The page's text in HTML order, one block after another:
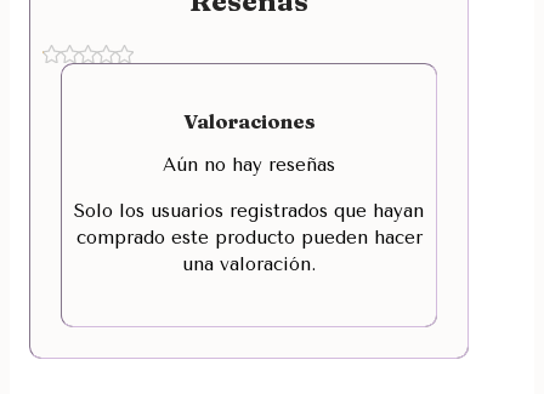
Valoraciones
Aún no hay reseñas
Solo los usuarios registrados que hayan
comprado este producto pueden hacer
una valoración.